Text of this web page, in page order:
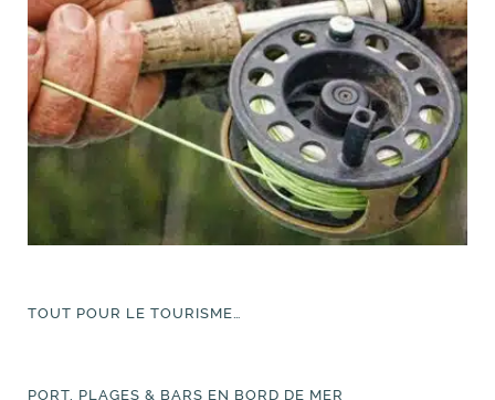
TOUT POUR LE TOURISME…
PORT, PLAGES & BARS EN BORD DE MER